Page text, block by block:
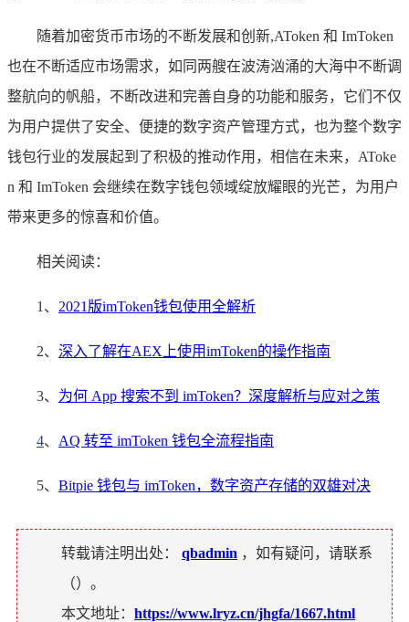
随着加密货币市场的不断发展和创新,AToken 和 ImToken
也在不断适应市场需求，如同两艘在波涛汹涌的大海中不断调
整航向的帆船，不断改进和完善自身的功能和服务，它们不仅
为用户提供了安全、便捷的数字资产管理方式，也为整个数字
钱包行业的发展起到了积极的推动作用，相信在未来，AToke
n 和 ImToken 会继续在数字钱包领域绽放耀眼的光芒，为用户
带来更多的惊喜和价值。
相关阅读：
1、 2021版imToken钱包使用全解析
2、 深入了解在AEX上使用imToken的操作指南
3、 为何 App 搜索不到 imToken？深度解析与应对之策
4、 AQ 转至 imToken 钱包全流程指南
5、 Bitpie 钱包与 imToken，数字资产存储的双雄对决
转载请注明出处： qbadmin ，如有疑问，请联系
（）。
本文地址： https://www.lryz.cn/jhgfa/1667.html